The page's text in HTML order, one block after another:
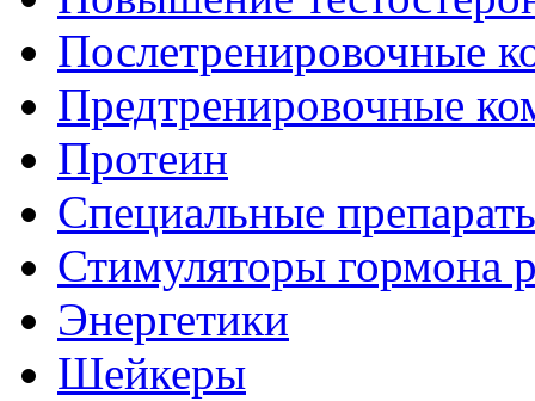
Послетренировочные
Предтренировочные
Протеин
Специальные
Стимуляторы гормона
Энергетики
Шейкеры